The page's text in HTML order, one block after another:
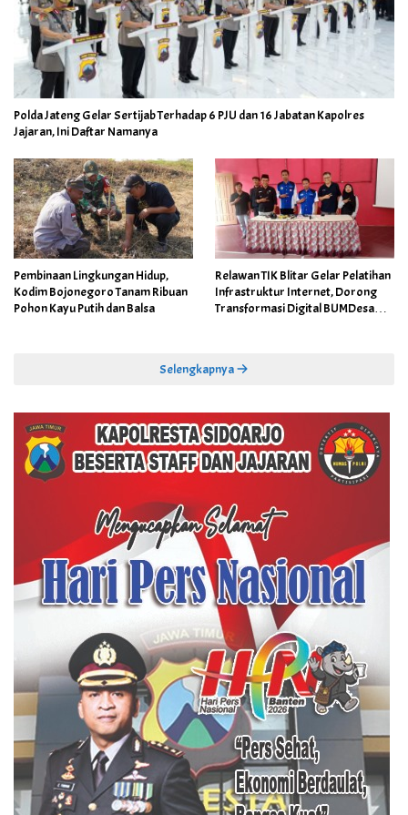
Polda Jateng Gelar Sertijab Terhadap 6 PJU dan 16 Jabatan Kapolres
Jajaran, Ini Daftar Namanya
Pembinaan Lingkungan Hidup,
Kodim Bojonegoro Tanam Ribuan
Pohon Kayu Putih dan Balsa
Relawan TIK Blitar Gelar Pelatihan
Infrastruktur Internet, Dorong
Transformasi Digital BUMDesa
Selengkapnya